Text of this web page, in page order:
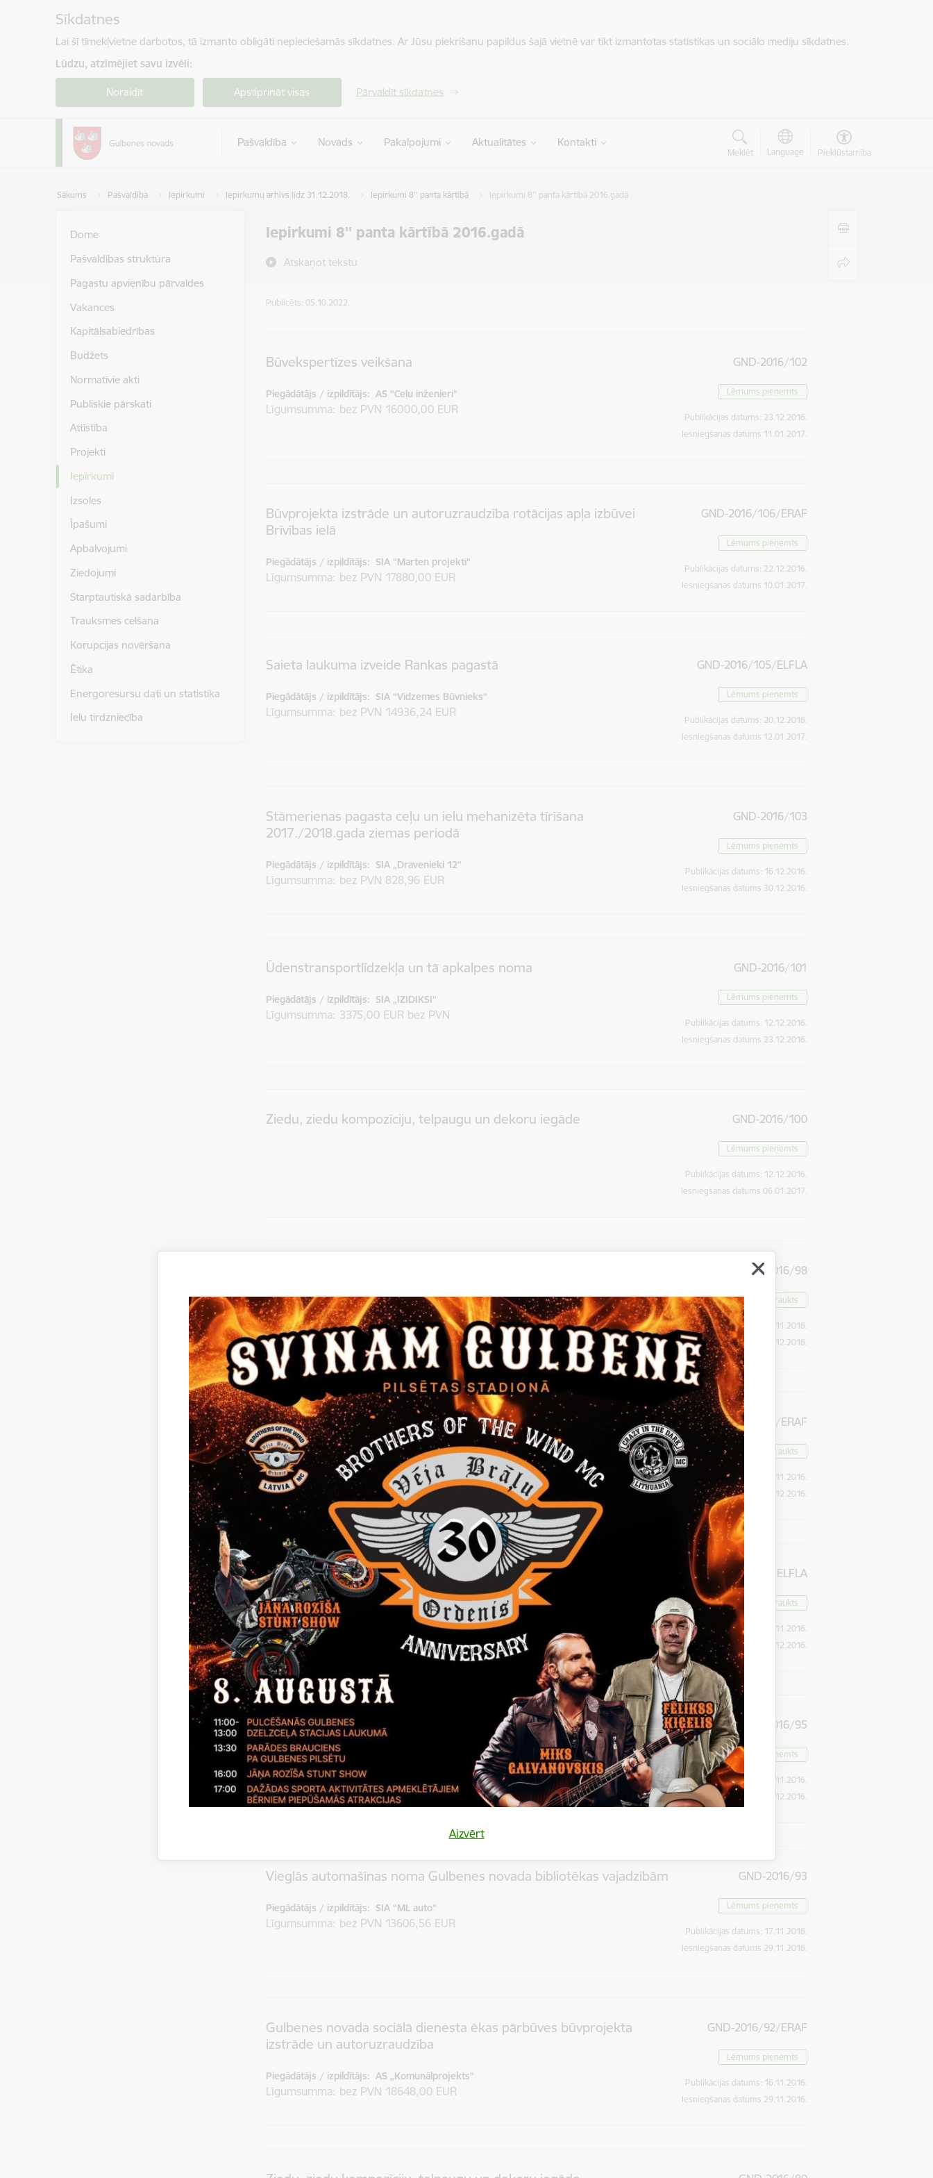
Sīkdatnes
Lai šī tīmekļvietne darbotos, tā izmanto obligāti nepieciešamās sīkdatnes. Ar Jūsu piekrišanu papildus šajā vietnē var tikt izmantotas statistikas un sociālo mediju sīkdatnes.
Lūdzu, atzīmējiet savu izvēli:
Noraidīt Apstiprināt visas Pārvaldīt sīkdatnes
Pašvaldība Novads Pakalpojumi Aktualitātes Kontakti
Meklēt Language Piekļūstamība
Sākums Pašvaldība Iepirkumi Iepirkumu arhīvs līdz 31.12.2018. Iepirkumi 8'' panta kārtībā Iepirkumi 8'' panta kārtībā 2016.gadā
Iepirkumi 8'' panta kārtībā 2016.gadā
Atskaņot tekstu
Aizvērt
Dome
Pašvaldības struktūra
Pagastu apvienību pārvaldes
Vakances
Kapitālsabiedrības
Budžets
Normatīvie akti
Publiskie pārskati
Attīstība
Projekti
Iepirkumi
Izsoles
Īpašumi
Apbalvojumi
Ziedojumi
Starptautiskā sadarbība
Trauksmes celšana
Korupcijas novēršana
Ētika
Energoresursu dati un statistika
Ielu tirdzniecība
Publicēts: 05.10.2022.
Būvekspertīzes veikšana
Piegādātājs / izpildītājs: AS “Ceļu inženieri”
Līgumsumma bez PVN 16000,00 EUR
GND-2016/102
Lēmums pieņemts
Publikācijas datums: 23.12.2016.
Iesniegšanas datums 11.01.2017.
Būvprojekta izstrāde un autoruzraudzība rotācijas apļa izbūvei
Brīvības ielā
Piegādātājs / izpildītājs: SIA “Marten projekti”
Līgumsumma bez PVN 17880,00 EUR
GND-2016/106/ERAF
Lēmums pieņemts
Publikācijas datums: 22.12.2016.
Iesniegšanas datums 10.01.2017.
Saieta laukuma izveide Rankas pagastā
Piegādātājs / izpildītājs: SIA “Vidzemes Būvnieks”
Līgumsumma bez PVN 14936,24 EUR
GND-2016/105/ELFLA
Lēmums pieņemts
Publikācijas datums: 20.12.2016.
Iesniegšanas datums 12.01.2017.
Stāmerienas pagasta ceļu un ielu mehanizēta tīrīšana
2017./2018.gada ziemas periodā
Piegādātājs / izpildītājs: SIA „Dravenieki 12”
Līgumsumma bez PVN 828,96 EUR
GND-2016/103
Lēmums pieņemts
Publikācijas datums: 16.12.2016.
Iesniegšanas datums 30.12.2016.
Ūdenstransportlīdzekļa un tā apkalpes noma
Piegādātājs / izpildītājs: SIA „IZIDIKSI”
Līgumsumma 3375,00 EUR bez PVN
GND-2016/101
Lēmums pieņemts
Publikācijas datums: 12.12.2016.
Iesniegšanas datums 23.12.2016.
Ziedu, ziedu kompozīciju, telpaugu un dekoru iegāde GND-2016/100
Lēmums pieņemts
Publikācijas datums: 12.12.2016.
Iesniegšanas datums 06.01.2017.
GND-2016/98
Pārtraukts
Publikācijas datums:
29.11.2016.
Iesniegšanas datums
12.12.2016.
Būvprojekta izstrāde un autoruzraudzība rotācijas apļa izbūvei
Brīvības ielā
GND-2016/97/ERAF
Pārtraukts
Publikācijas datums:
29.11.2016.
Iesniegšanas datums
12.12.2016.
Saieta laukuma izveide Rankas pagastā GND-2016/94/ELFLA
Pārtraukts
Publikācijas datums:
24.11.2016.
Iesniegšanas datums
05.12.2016.
Gulbenes novada domes izdevuma “Gulbenes Novada Ziņas”
iespiešana
Piegādātājs / izpildītājs: SIA „Poligrāfijas grupa Mūkusala”
Līgumsumma bez PVN 6494,00 EUR
GND-2016/95
Lēmums pieņemts
Publikācijas datums:
24.11.2016.
Iesniegšanas datums
05.12.2016.
Vieglās automašīnas noma Gulbenes novada bibliotēkas vajadzībām
Piegādātājs / izpildītājs: SIA “ML auto”
Līgumsumma bez PVN 13606,56 EUR
GND-2016/93
Lēmums pieņemts
Publikācijas datums: 17.11.2016.
Iesniegšanas datums 29.11.2016.
Gulbenes novada sociālā dienesta ēkas pārbūves būvprojekta
izstrāde un autoruzraudzība
Piegādātājs / izpildītājs: AS „Komunālprojekts”
Līgumsumma bez PVN 18648,00 EUR
GND-2016/92/ERAF
Lēmums pieņemts
Publikācijas datums: 16.11.2016.
Iesniegšanas datums 29.11.2016.